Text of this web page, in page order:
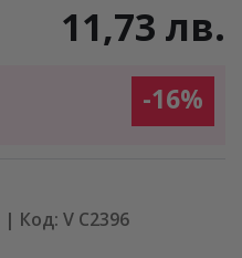
11,73 лв.
-16%
| Код: V C2396